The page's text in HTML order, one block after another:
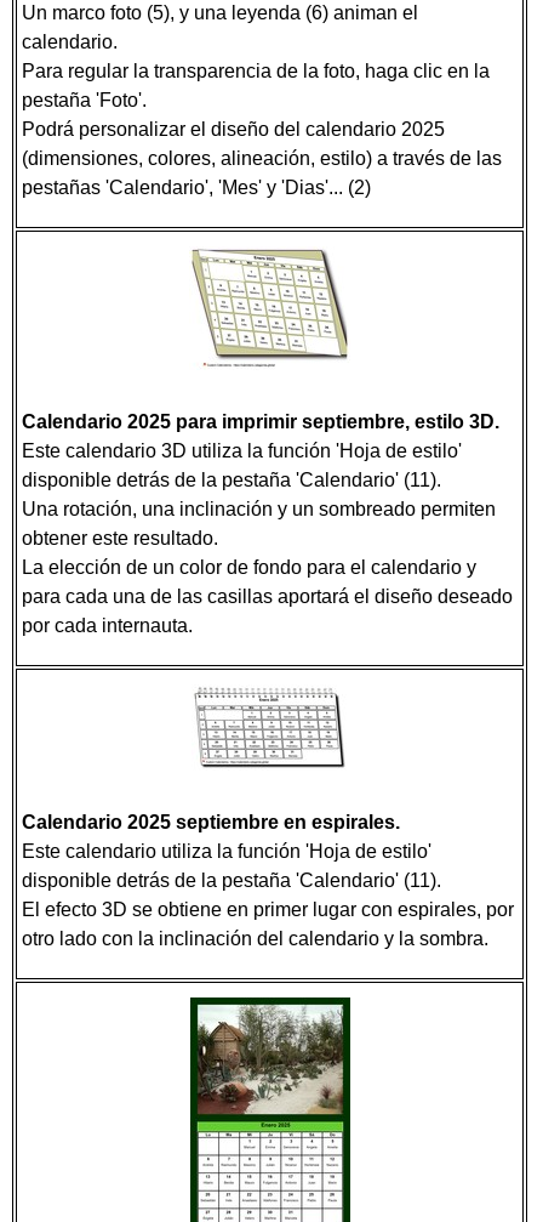
Un marco foto (5), y una leyenda (6) animan el
calendario.
Para regular la transparencia de la foto, haga clic en la
pestaña 'Foto'.
Podrá personalizar el diseño del calendario 2025
(dimensiones, colores, alineación, estilo) a través de las
pestañas 'Calendario', 'Mes' y 'Dias'... (2)
Calendario 2025 para imprimir septiembre, estilo 3D.
Este calendario 3D utiliza la función 'Hoja de estilo'
disponible detrás de la pestaña 'Calendario' (11).
Una rotación, una inclinación y un sombreado permiten
obtener este resultado.
La elección de un color de fondo para el calendario y
para cada una de las casillas aportará el diseño deseado
por cada internauta.
Calendario 2025 septiembre en espirales.
Este calendario utiliza la función 'Hoja de estilo'
disponible detrás de la pestaña 'Calendario' (11).
El efecto 3D se obtiene en primer lugar con espirales, por
otro lado con la inclinación del calendario y la sombra.